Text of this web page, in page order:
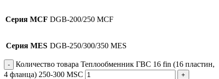
Серия MCF DGB-200/250 MCF
Серия MES DGB-250/300/350 MES
Количество товара Теплообменник ГВС 16 fin (16 пластин,
4 фланца) 250-300 MSC